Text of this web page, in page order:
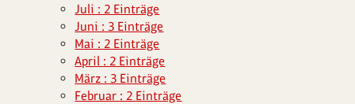
Juli : 2 Einträge
Juni : 3 Einträge
Mai : 2 Einträge
April : 2 Einträge
März : 3 Einträge
Februar : 2 Einträge